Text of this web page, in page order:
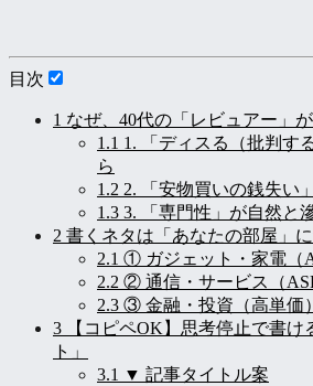
目次
1 なぜ、40代の「レビュアー」
1.1 1. 「ディスる（批判す
ら
1.2 2. 「安物買いの銭失い
1.3 3. 「専門性」が自然と
2 書くネタは「あなたの部屋」
2.1 ① ガジェット・家電（
2.2 ② 通信・サービス（
2.3 ③ 金融・投資（高単価）
3 【コピペOK】思考停止で書け
ト」
3.1 ▼ 記事タイトル案